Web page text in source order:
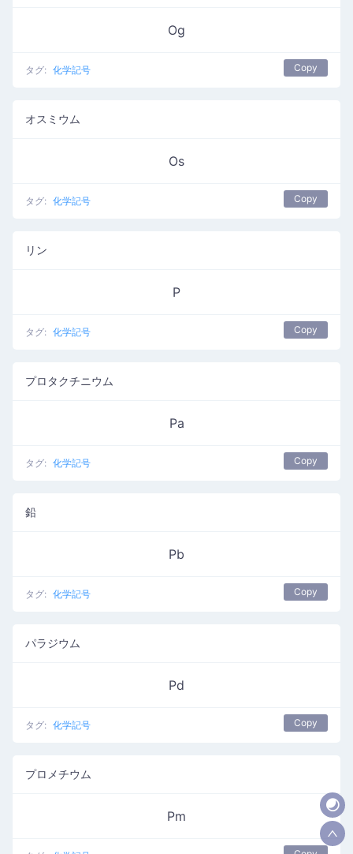
Og
タグ: 化学記号 Copy
オスミウム
Os
タグ: 化学記号 Copy
リン
P
タグ: 化学記号 Copy
プロタクチニウム
Pa
タグ: 化学記号 Copy
鉛
Pb
タグ: 化学記号 Copy
パラジウム
Pd
タグ: 化学記号 Copy
プロメチウム
Pm